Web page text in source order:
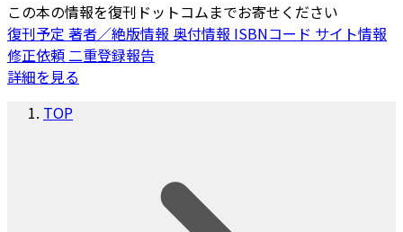
この本の情報を復刊ドットコムまでお寄せください
復刊予定 著者／絶版情報 奥付情報 ISBNコード サイト情報
修正依頼二重登録報告
詳細を見る
TOP